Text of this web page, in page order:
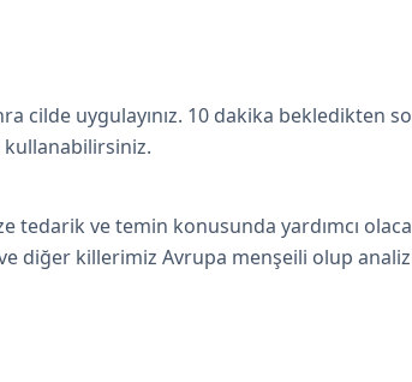
cilde uygulayınız. 10 dakika bekledikten
kullanabilirsiniz.
ve temin konusunda yardımcı
diğer killerimiz Avrupa menşeili olup